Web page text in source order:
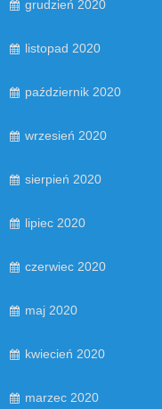
grudzień 2020
listopad 2020
październik 2020
wrzesień 2020
sierpień 2020
lipiec 2020
czerwiec 2020
maj 2020
kwiecień 2020
marzec 2020